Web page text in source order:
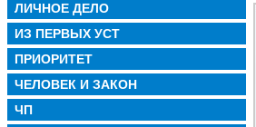
ЛИЧНОЕ ДЕЛО
ИЗ ПЕРВЫХ УСТ
ПРИОРИТЕТ
ЧЕЛОВЕК И ЗАКОН
ЧП